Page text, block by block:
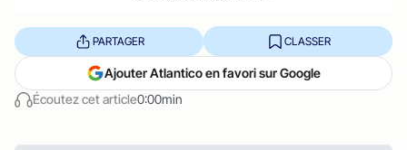
Écoutez cet article0:00min
PARTAGER CLASSER
Ajouter Atlantico en favori sur Google